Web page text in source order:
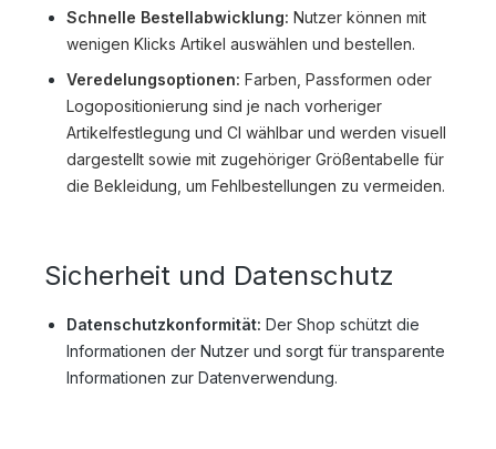
Schnelle Bestellabwicklung: Nutzer können mit
wenigen Klicks Artikel auswählen und bestellen.
Veredelungsoptionen: Farben, Passformen oder
Logopositionierung sind je nach vorheriger
Artikelfestlegung und CI wählbar und werden visuell
dargestellt sowie mit zugehöriger Größentabelle für
die Bekleidung, um Fehlbestellungen zu vermeiden.
Sicherheit und Datenschutz
Datenschutzkonformität: Der Shop schützt die
Informationen der Nutzer und sorgt für transparente
Informationen zur Datenverwendung.